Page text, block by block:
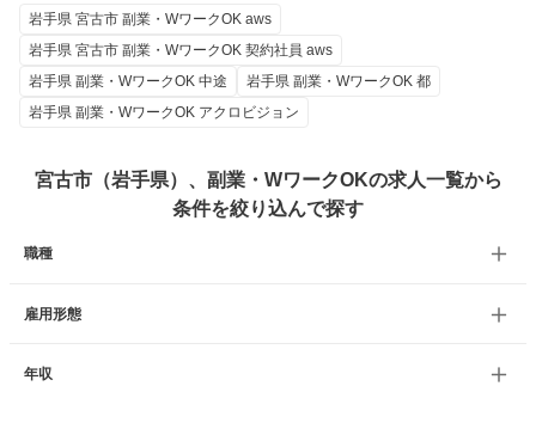
岩手県 宮古市 副業・WワークOK aws
岩手県 宮古市 副業・WワークOK 契約社員 aws
岩手県 副業・WワークOK 中途
岩手県 副業・WワークOK 都
岩手県 副業・WワークOK アクロビジョン
宮古市（岩手県）、副業・WワークOKの求人一覧から
条件を絞り込んで探す
職種
雇用形態
年収